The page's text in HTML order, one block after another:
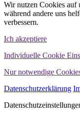
Wir nutzen Cookies auf
während andere uns
verbessern.
Ich akzeptiere
Individuelle Cookie
Nur notwendige
Datenschutzerklärung